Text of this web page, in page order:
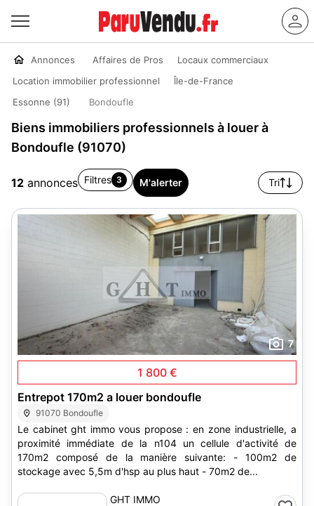
Annonces Affaires de Pros
Locaux commerciaux
Location immobilier professionnel
Île-de-France
Essonne (91)
Bondoufle
Biens immobiliers professionnels à louer à
Bondoufle (91070)
12 annonces Filtres 3 M'alerter Tri
7
1 800 €
Entrepot 170m2 a louer bondoufle
91070 Bondoufle
Le cabinet ght immo vous propose : en zone industrielle, a
proximité immédiate de la n104 un cellule d'activité de
170m2 composé de la manière suivante: - 100m2 de
stockage avec 5,5m d'hsp au plus haut - 70m2 de...
GHT IMMO